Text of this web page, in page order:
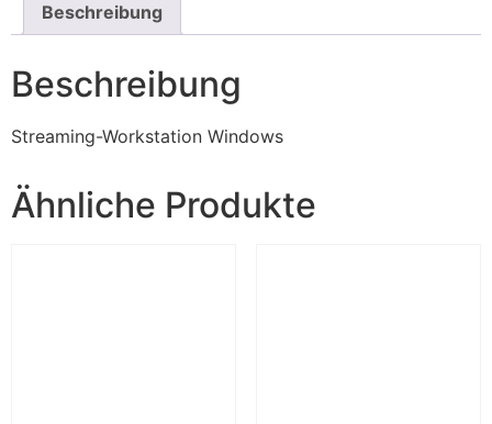
Beschreibung
Beschreibung
Streaming-Workstation Windows
Ähnliche Produkte